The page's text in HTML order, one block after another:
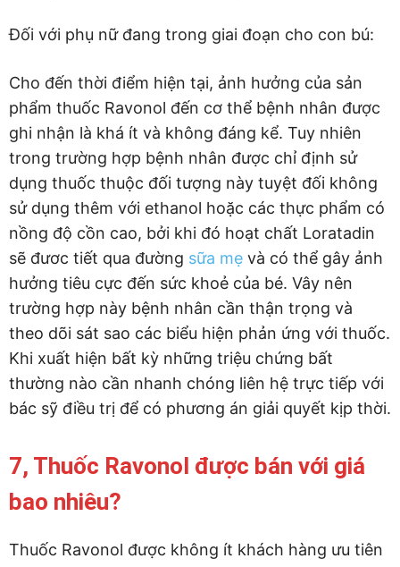
Đối với phụ nữ đang trong giai đoạn cho con bú:
Cho đến thời điểm hiện tại, ảnh hưởng của sản
phẩm thuốc Ravonol đến cơ thể bệnh nhân được
ghi nhận là khá ít và không đáng kể. Tuy nhiên
trong trường hợp bệnh nhân được chỉ định sử
dụng thuốc thuộc đối tượng này tuyệt đối không
sử dụng thêm với ethanol hoặc các thực phẩm có
nồng độ cồn cao, bởi khi đó hoạt chất Loratadin
sẽ đươc tiết qua đường sữa mẹ và có thể gây ảnh
hưởng tiêu cực đến sức khoẻ của bé. Vây nên
trường hợp này bệnh nhân cần thận trọng và
theo dõi sát sao các biểu hiện phản ứng với thuốc.
Khi xuất hiện bất kỳ những triệu chứng bất
thường nào cần nhanh chóng liên hệ trực tiếp với
bác sỹ điều trị để có phương án giải quyết kịp thời.
7, Thuốc Ravonol được bán với giá
bao nhiêu?
Thuốc Ravonol được không ít khách hàng ưu tiên